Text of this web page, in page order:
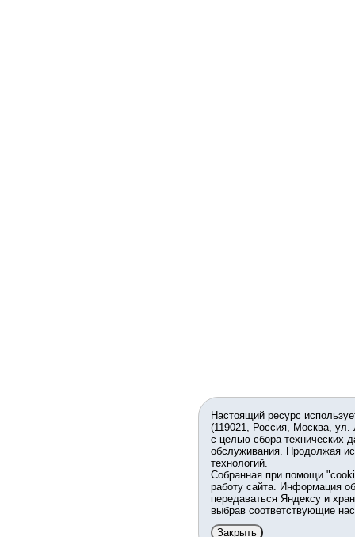
Настоящий ресурс
(119021, Россия, Москва,
с целью сбора технических
обслуживания. Продолжая
технологий.
Собранная при помощи
работу сайта. Информация
передаваться Яндексу и
выбрав соответствующие
Закрыть